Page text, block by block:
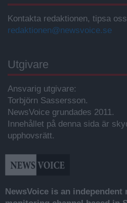
Kontakta redaktionen, tipsa
redaktionen@newsvoice.se
Utgivare
Ansvarig utgivare:
Torbjörn Sassersson.
NewsVoice grundades 2011.
Innehållet på denna sida är
upphovsrätt.
NewsVoice is an independent